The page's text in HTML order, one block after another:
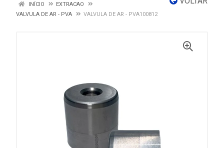
INÍCIO
EXTRACAO
VALVULA DE AR - PVA
VALVULA DE AR - PVA100812